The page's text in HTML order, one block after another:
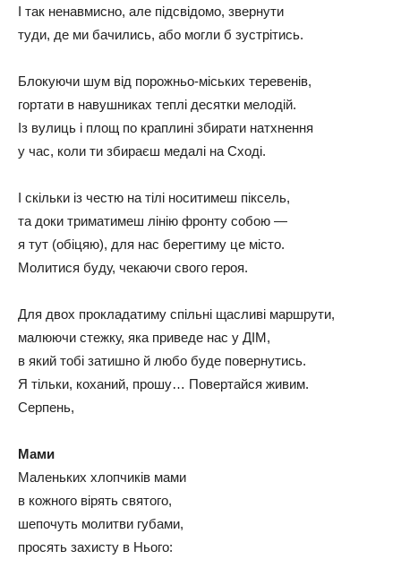
І так ненавмисно, але підсвідомо, звернути
туди, де ми бачились, або могли б зустрітись.
Блокуючи шум від порожньо-міських теревенів,
гортати в навушниках теплі десятки мелодій.
Із вулиць і площ по краплині збирати натхнення
у час, коли ти збираєш медалі на Сході.
І скільки із честю на тілі носитимеш піксель,
та доки триматимеш лінію фронту собою —
я тут (обіцяю), для нас берегтиму це місто.
Молитися буду, чекаючи свого героя.
Для двох прокладатиму спільні щасливі маршрути,
малюючи стежку, яка приведе нас у ДІМ,
в який тобі затишно й любо буде повернутись.
Я тільки, коханий, прошу… Повертайся живим.
Серпень,
Мами
Маленьких хлопчиків мами
в кожного вірять святого,
шепочуть молитви губами,
просять захисту в Нього: